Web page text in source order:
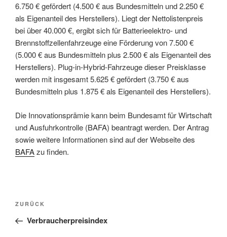
6.750 € gefördert (4.500 € aus Bundesmitteln und 2.250 €
als Eigenanteil des Herstellers). Liegt der Nettolistenpreis
bei über 40.000 €, ergibt sich für Batterieelektro- und
Brennstoffzellenfahrzeuge eine Förderung von 7.500 €
(5.000 € aus Bundesmitteln plus 2.500 € als Eigenanteil des
Herstellers). Plug-in-Hybrid-Fahrzeuge dieser Preisklasse
werden mit insgesamt 5.625 € gefördert (3.750 € aus
Bundesmitteln plus 1.875 € als Eigenanteil des Herstellers).
Die Innovationsprämie kann beim Bundesamt für Wirtschaft
und Ausfuhrkontrolle (BAFA) beantragt werden. Der Antrag
sowie weitere Informationen sind auf der Webseite des
BAFAzu finden.
Beitragsnavigation
Vorheriger
Beitrag
ZURÜCK
Verbraucherpreisindex